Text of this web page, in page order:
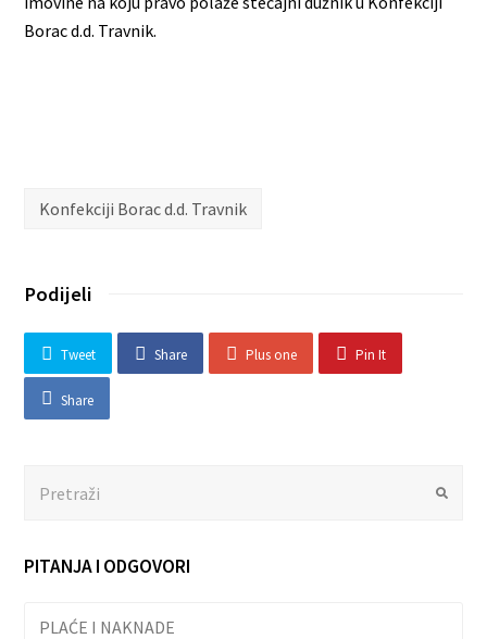
Borac d.d. Travnik.
Konfekciji Borac d.d. Travnik
Podijeli
Tweet Share Plus one Pin It
Share
PITANJA I ODGOVORI
PLAĆE I NAKNADE